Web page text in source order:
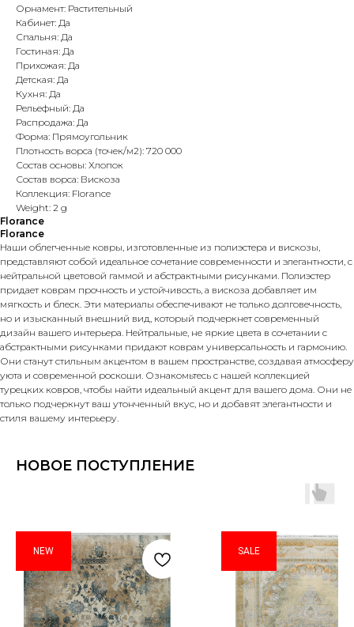
Орнамент: Растительный
Кабинет: Да
Спальня: Да
Гостиная: Да
Прихожая: Да
Детская: Да
Кухня: Да
Рельефный: Да
Распродажа: Да
Форма: Прямоугольник
Плотность ворса (точек/м2): 720 000
Состав основы: Хлопок
Состав ворса: Вискоза
Коллекция: Florance
Weight: 2 g
Florance
Florance
Наши облегченные ковры, изготовленные из полиэстера и вискозы,
представляют собой идеальное сочетание современности и элегантности, с
нейтральной цветовой гаммой и абстрактными рисунками. Полиэстер
придает коврам прочность и устойчивость, а вискоза добавляет им
мягкость и блеск. Эти материалы обеспечивают не только долговечность,
но и изысканный внешний вид, который подчеркнет современный
дизайн вашего интерьера. Нейтральные, не яркие цвета в сочетании с
абстрактными рисунками придают коврам универсальность и гармонию.
Они станут стильным акцентом в вашем пространстве, создавая атмосферу
уюта и современной роскоши. Ознакомьтесь с нашей коллекцией
турецких ковров, чтобы найти идеальный акцент для вашего дома. Они не
только подчеркнут ваш утонченный вкус, но и добавят элегантности и
стиля вашему интерьеру.
НОВОЕ ПОСТУПЛЕНИЕ
NEW SALE